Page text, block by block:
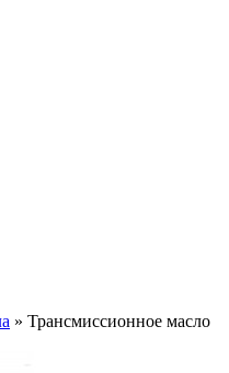
» Трансмиссионное масло